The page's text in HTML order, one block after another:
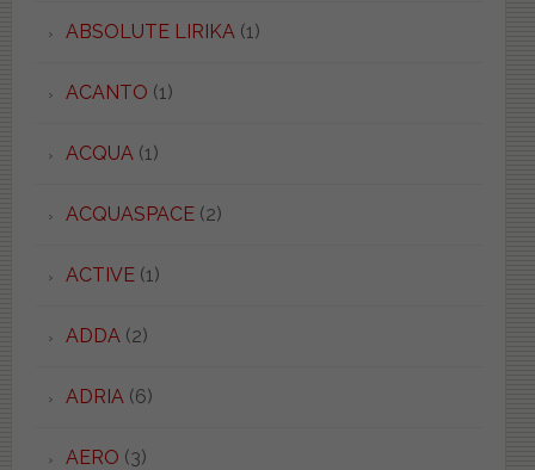
ABSOLUTE LIRIKA(1)
ACANTO (1)
ACQUA(1)
ACQUASPACE(2)
ACTIVE(1)
ADDA(2)
ADRIA(6)
AERO (3)